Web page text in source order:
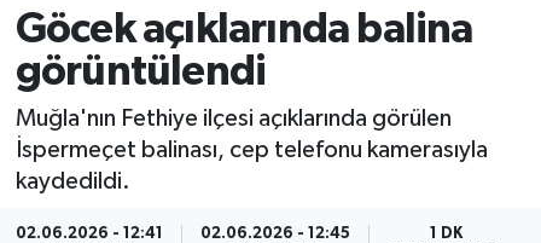
Göcek açıklarında balina
görüntülendi
Muğla'nın Fethiye ilçesi açıklarında görülen
İspermeçet balinası, cep telefonu kamerasıyla
kaydedildi.
02.06.2026 - 12:41 02.06.2026 - 12:45 1 DK
Rize Jandarma Komutanlığı
Bilim Teknoloji
Süper Lig Puan Durumu ve Fikstür
Tüm Manşetler
Son Dakika Haberleri